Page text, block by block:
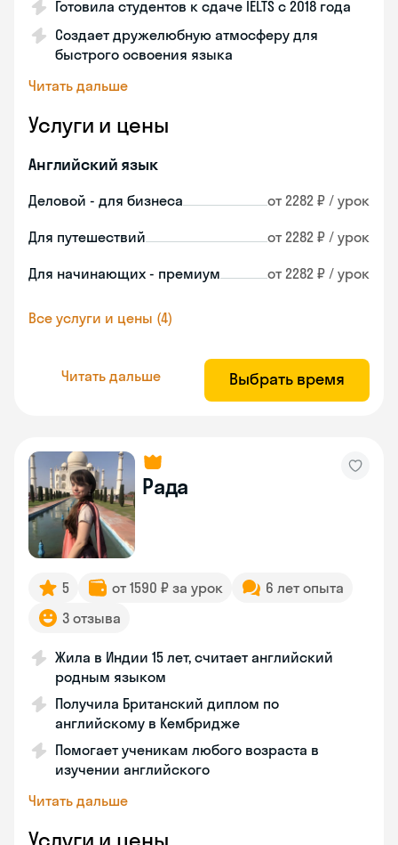
Готовила студентов к сдаче IELTS с 2018 года
Создает дружелюбную атмосферу для
быстрого освоения языка
Читать дальше
Услуги и цены
Английский язык
Деловой - для бизнеса от 2282 ₽ / урок
Для путешествий от 2282 ₽ / урок
Для начинающих - премиум от 2282 ₽ / урок
Все услуги и цены (4)
Читать дальше Выбрать время
Рада
5 от 1590 ₽ за урок
6 лет опыта
3 отзыва
Жила в Индии 15 лет, считает английский
родным языком
Получила Британский диплом по
английскому в Кембридже
Помогает ученикам любого возраста в
изучении английского
Читать дальше
Услуги и цены